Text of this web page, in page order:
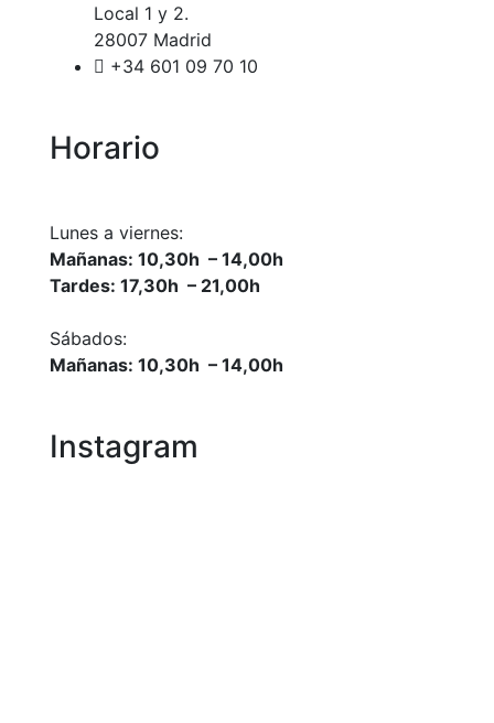
Local 1 y 2.
28007 Madrid
+34 601 09 70 10
Horario
Lunes a viernes:
Mañanas: 10,30h – 14,00h
Tardes: 17,30h – 21,00h
Sábados:
Mañanas: 10,30h – 14,00h
Instagram